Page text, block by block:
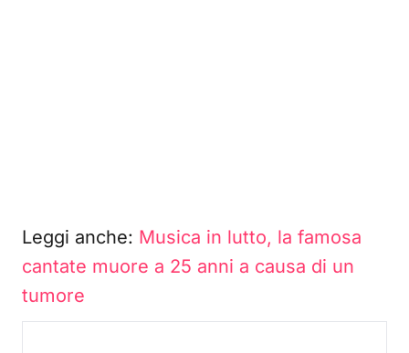
Leggi anche: Musica in lutto, la famosa
cantate muore a 25 anni a causa di un
tumore